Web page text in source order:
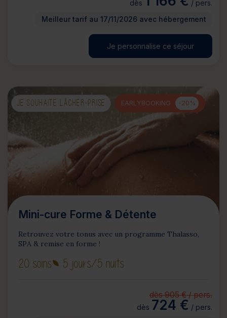
dès
/ pers.
Meilleur tarif au 17/11/2026 avec hébergement
Je personnalise ce séjour
JE SOUHAITE LÂCHER-PRISE EARLYBOOKING -20%
Mini-cure Forme & Détente
Retrouvez votre tonus avec un programme Thalasso,
SPA & remise en forme !
20 soins 5 jours/5 nuits
dès 905 € / pers.
dès 724 € / pers.